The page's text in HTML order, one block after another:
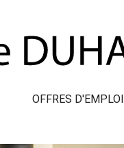
OFFRES D'EMPLOI